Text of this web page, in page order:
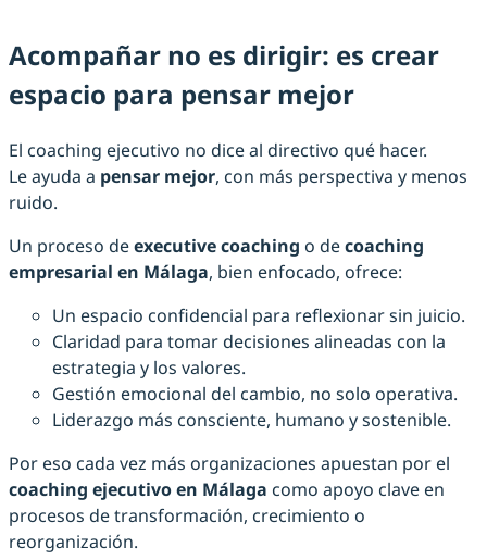
Acompañar no es dirigir: es crear
espacio para pensar mejor
El coaching ejecutivo no dice al directivo qué hacer.
Le ayuda a pensar mejor, con más perspectiva y menos
ruido.
Un proceso deexecutive coaching o decoaching
empresarial en Málaga, bien enfocado, ofrece:
Un espacio confidencial para reflexionar sin juicio.
Claridad para tomar decisiones alineadas con la
estrategia y los valores.
Gestión emocional del cambio, no solo operativa.
Liderazgo más consciente, humano y sostenible.
Por eso cada vez más organizaciones apuestan por el
coaching ejecutivo en Málaga como apoyo clave en
procesos de transformación, crecimiento o
reorganización.